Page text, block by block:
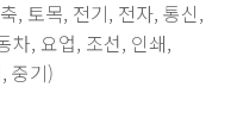
, 토목, 전기, 전자, 통신,
차, 요업, 조선, 인쇄,
중기)